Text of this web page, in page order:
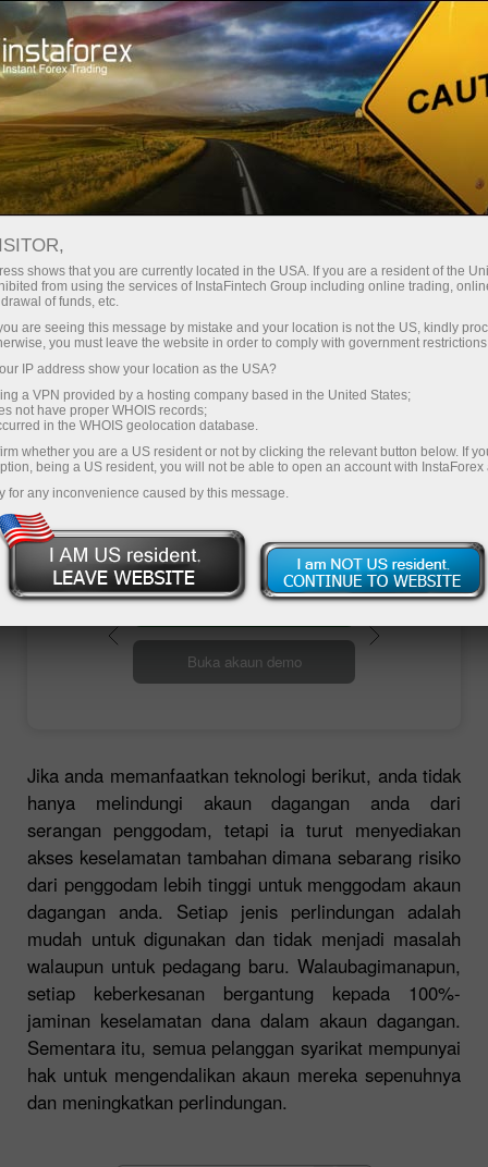
Untuk Pedagang
Keselamatan bersama InstaForex
Keselamatan bersama
InstaForex
Membuka akaun bersama Syarikat InstaForex,
pelanggan akan menerima perlindungan
sepenuhnya dalam aspek kewangan dan
teknikal .Selain itu, sebahagian besar teknologi
yang digunakan oleh Syarikat InstaForex
mempunyai tahap perlindungan bank .
Buka akaun perdagangan
Buka akaun demo
Jika anda memanfaatkan teknologi berikut, anda tidak
hanya melindungi akaun dagangan anda dari
serangan penggodam, tetapi ia turut menyediakan
akses keselamatan tambahan dimana sebarang risiko
dari penggodam lebih tinggi untuk menggodam akaun
dagangan anda. Setiap jenis perlindungan adalah
mudah untuk digunakan dan tidak menjadi masalah
walaupun untuk pedagang baru. Walaubagimanapun,
setiap keberkesanan bergantung kepada 100%-
jaminan keselamatan dana dalam akaun dagangan.
Sementara itu, semua pelanggan syarikat mempunyai
hak untuk mengendalikan akaun mereka sepenuhnya
dan meningkatkan perlindungan.
shows that you are currently located in the USA. If you are a resident of the
from using the services of InstaFintech Group including online trading,
of funds, etc.
are seeing this message by mistake and your location is not the US, kindly
you must leave the website in order to comply with government
IP address show your location as the USA?
a VPN provided by a hosting company based in the United States;
not have proper WHOIS records;
in the WHOIS geolocation database.
whether you are a US resident or not by clicking the relevant button below. If
being a US resident, you will not be able to open an account with InstaForex
for any inconvenience caused by this message.